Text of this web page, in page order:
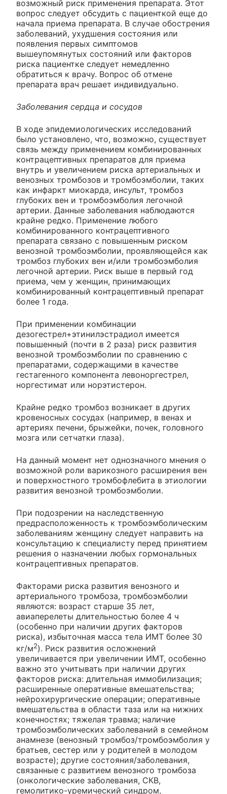
возможный риск применения препарата. Этот
вопрос следует обсудить с пациенткой еще до
начала приема препарата. В случае обострения
заболеваний, ухудшения состояния или
появления первых симптомов
вышеупомянутых состояний или факторов
риска пациентке следует немедленно
обратиться к врачу. Вопрос об отмене
препарата врач решает индивидуально.
Заболевания сердца и сосудов
В ходе эпидемиологических исследований
было установлено, что, возможно, существует
связь между применением комбинированных
контрацептивных препаратов для приема
внутрь и увеличением риска артериальных и
венозных тромбозов и тромбоэмболии, таких
как инфаркт миокарда, инсульт, тромбоз
глубоких вен и тромбоэмболия легочной
артерии. Данные заболевания наблюдаются
крайне редко. Применение любого
комбинированного контрацептивного
препарата связано с повышенным риском
венозной тромбоэмболии, проявляющейся как
тромбоз глубоких вен и/или тромбоэмболия
легочной артерии. Риск выше в первый год
приема, чем у женщин, принимающих
комбинированный контрацептивный препарат
более 1 года.
При применении комбинации
дезогестрел+этинилэстрадиол имеется
повышенный (почти в 2 раза) риск развития
венозной тромбоэмболии по сравнению с
препаратами, содержащими в качестве
гестагенного компонента левоноргестрел,
норгестимат или норэтистерон.
Крайне редко тромбоз возникает в других
кровеносных сосудах (например, в венах и
артериях печени, брыжейки, почек, головного
мозга или сетчатки глаза).
На данный момент нет однозначного мнения о
возможной роли варикозного расширения вен
и поверхностного тромбофлебита в этиологии
развития венозной тромбоэмболии.
При подозрении на наследственную
предрасположенность к тромбоэмболическим
заболеваниям женщину следует направить на
консультацию к специалисту перед принятием
решения о назначении любых гормональных
контрацептивных препаратов.
Факторами риска развития венозного и
артериального тромбоза, тромбоэмболии
являются: возраст старше 35 лет,
авиаперелеты длительностью более 4 ч
(особенно при наличии других факторов
риска), избыточная масса тела ИМТ более 30
кг/м2). Риск развития осложнений
увеличивается при увеличении ИМТ, особенно
важно это учитывать при наличии других
факторов риска: длительная иммобилизация;
расширенные оперативные вмешательства;
нейрохирургические операции; оперативные
вмешательства в области таза или на нижних
конечностях; тяжелая травма; наличие
тромбоэмболических заболеваний в семейном
анамнезе (венозный тромбоз/тромбоэмболия у
братьев, сестер или у родителей в молодом
возрасте); другие состояния/заболевания,
связанные с развитием венозного тромбоза
(онкологические заболевания, СКВ,
гемолитико-уремический синдром,